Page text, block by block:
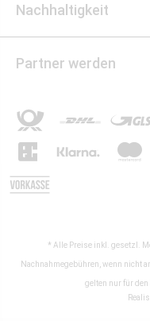
Nachhaltigkeit
Partner werden
* Alle Preise inkl. gesetzl.
Nachnahmegebühren, wenn nicht
gelten nur für